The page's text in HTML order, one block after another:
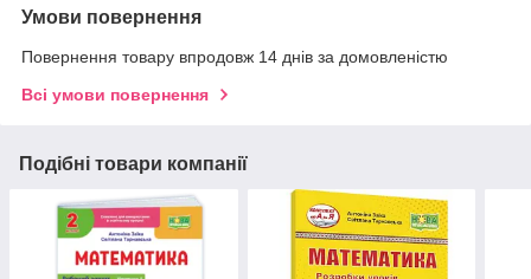
Умови повернення
Повернення товару впродовж 14 днів за домовленістю
Всі умови повернення
Подібні товари компанії